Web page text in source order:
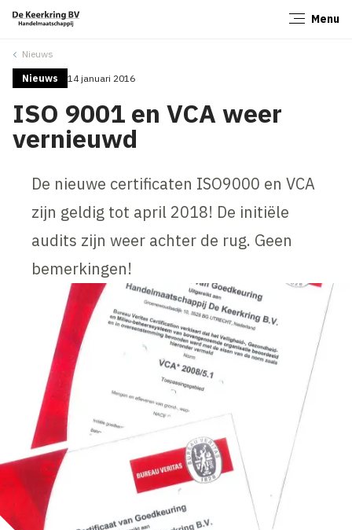
Menu
Nieuws
Nieuws 14 januari 2016
ISO 9001 en VCA weer
vernieuwd
De nieuwe certificaten ISO9000 en VCA
zijn geldig tot april 2018! De initiële
audits zijn weer achter de rug. Geen
bemerkingen!
Sluiten